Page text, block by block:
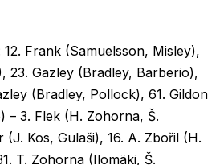
Frank (Samuelsson, Misley),
23. Gazley (Bradley, Barberio),
(Bradley, Pollock), 61. Gildon
– 3. Flek (H. Zohorna, Š.
(J. Kos, Gulaši), 16. A. Zbořil (H.
T. Zohorna (Ilomäki, Š.